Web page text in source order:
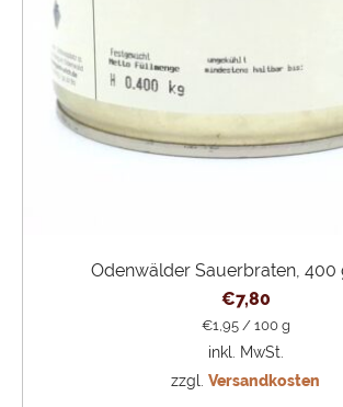
Odenwälder Sauerbraten, 400
€7,80
€1,95/ 100 g
inkl. MwSt.
zzgl. Versandkosten